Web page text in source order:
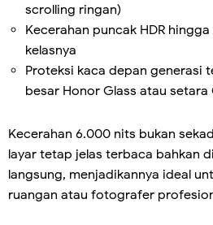
scrolling ringan)
Kecerahan puncak HDR
kelasnya
Proteksi kaca depan generasi
besar Honor Glass atau setara
Kecerahan 6.000 nits bukan
layar tetap jelas terbaca bahkan
langsung, menjadikannya ideal
ruangan atau fotografer